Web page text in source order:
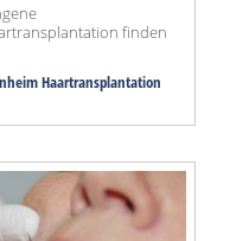
finden
Haartransplantation